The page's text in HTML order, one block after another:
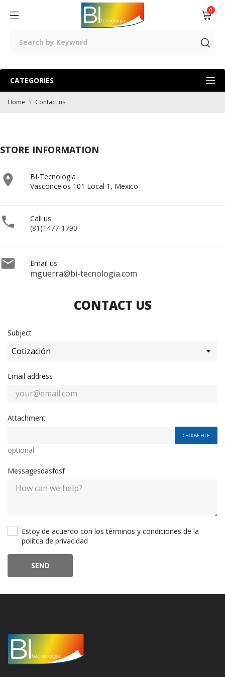
0
CATEGORIES
Home Contact us
STORE INFORMATION

BI-Tecnologia
Vasconcelos 101 Local 1, Mexico

Call us:
(81)1477-1790
 Email us:
mguerra@bi-tecnologia.com
CONTACT US
Subject
Email address
Attachment
CHOOSE FILE
optional
Messagesdasfdsf
Estoy de acuerdo con los términos y condiciones de la
polítca de privacidad